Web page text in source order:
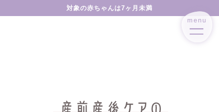
対象の赤ちゃんは7ヶ月未満
menu